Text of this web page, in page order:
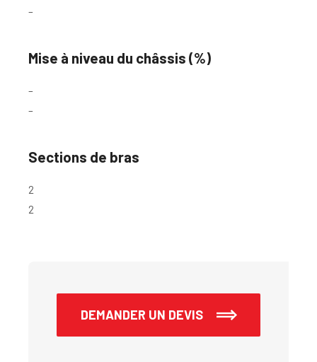
–
Mise à niveau du châssis (%)
–
–
Sections de bras
2
2
DEMANDER UN DEVIS